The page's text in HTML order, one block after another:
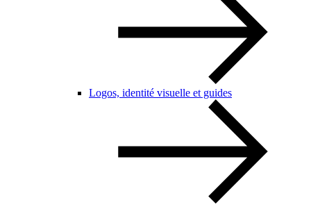
Logos, identité visuelle et guides